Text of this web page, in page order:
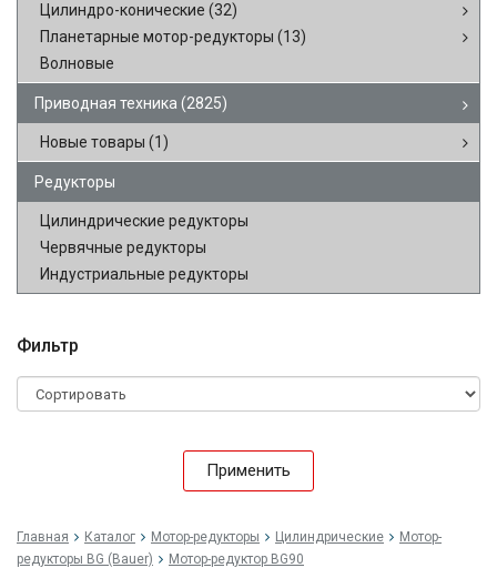
Цилиндро-конические (32)
Планетарные мотор-редукторы (13)
Волновые
Приводная техника (2825)
Новые товары (1)
Редукторы
Цилиндрические редукторы
Червячные редукторы
Индустриальные редукторы
Фильтр
Применить
Главная Каталог Мотор-редукторы Цилиндрические
Мотор-
редукторы BG (Bauer)
Мотор-редуктор BG90